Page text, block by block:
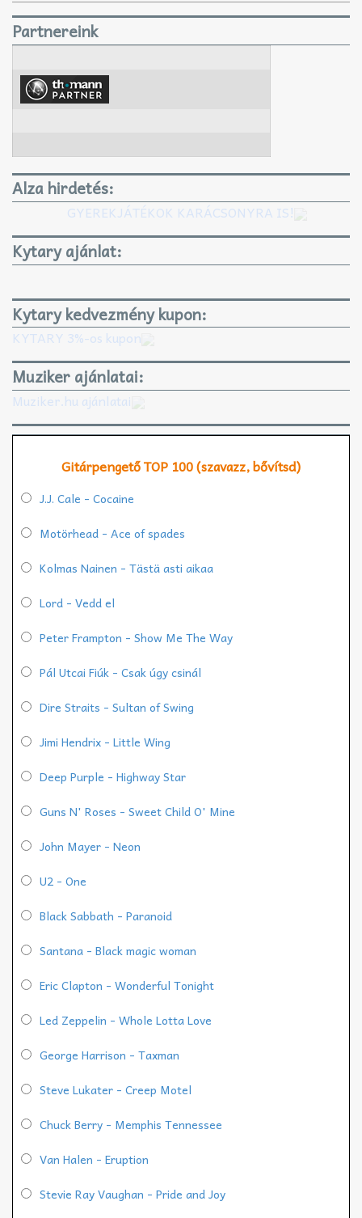
Partnereink
Alza hirdetés:
GYEREKJÁTÉKOK KARÁCSONYRA IS!
Kytary ajánlat:
Kytary kedvezmény kupon:
KYTARY 3%-os kupon
Muziker ajánlatai:
Muziker.hu ajánlatai
Gitárpengető TOP 100 (szavazz, bővítsd)
J.J. Cale - Cocaine
Motörhead - Ace of spades
Kolmas Nainen - Tästä asti aikaa
Lord - Vedd el
Peter Frampton - Show Me The Way
Pál Utcai Fiúk - Csak úgy csinál
Dire Straits - Sultan of Swing
Jimi Hendrix - Little Wing
Deep Purple - Highway Star
Guns N' Roses - Sweet Child O' Mine
John Mayer - Neon
U2 - One
Black Sabbath - Paranoid
Santana - Black magic woman
Eric Clapton - Wonderful Tonight
Led Zeppelin - Whole Lotta Love
George Harrison - Taxman
Steve Lukater - Creep Motel
Chuck Berry - Memphis Tennessee
Van Halen - Eruption
Stevie Ray Vaughan - Pride and Joy